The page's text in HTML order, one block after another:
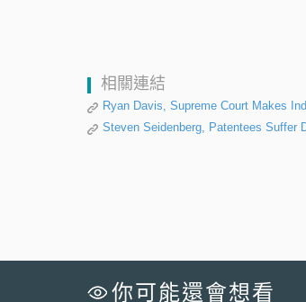
相關連結
Ryan Davis, Supreme Court Makes
Steven Seidenberg, Patentees Suffer
你可能還會想看